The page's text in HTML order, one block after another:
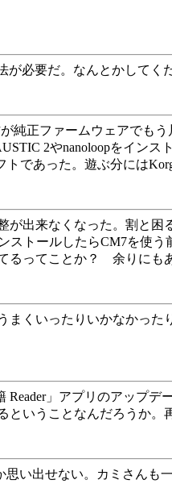
必要だ。なんとかしてくだ
純正ファームウェアでも
2やnanoloopをインス
であった。遊ぶ分には
出来なくなった。割と
トールしたらCM7を使
るってことか？ 余りにも
くいったりいかなかった
」アプリのアップ
いうことなんだろうか。
い出せない。カミさんも